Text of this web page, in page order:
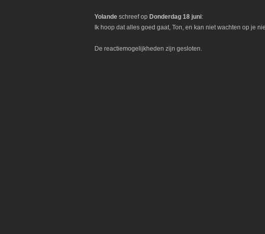
Yolande schreef op Donderdag 18 juni:
Ik hoop dat alles goed gaat, Ton, en kan niet wachten op je
De reactiemogelijkheden zijn gesloten.